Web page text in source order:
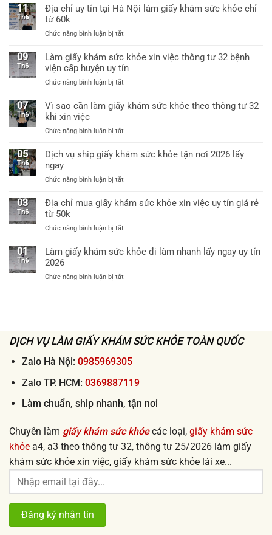
nhất
sức
khỏe
có
lai
sức
a4
xin
việc
không?
11
Th6
Địa chỉ uy tín tại Hà Nội làm giấy khám sức khỏe chỉ
từ 60k
Chức năng bình luận bị tắtở
chỉ
uy
tại
Nội
khỏe
từ
09
Th6
Làm giấy khám sức khỏe xin việc thông tư 32 bệnh
viện cấp huyện uy tín
Chức năng bình luận bị tắtở
giấy
khỏe
việc
viện
huyện
tín
07
Th6
Vì sao cần làm giấy khám sức khỏe theo thông tư 32
khi xin việc
Chức năng bình luận bị tắtở
sao
giấy
sức
32
xin
05
Th6
Dịch vụ ship giấy khám sức khỏe tận nơi 2026 lấy
ngay
Chức năng bình luận bị tắtở
vụ
khám
khỏe
03
Th6
Địa chỉ mua giấy khám sức khỏe xin việc uy tín giá rẻ
từ 50k
Chức năng bình luận bị tắtở
chỉ
khám
tín
rẻ
50k
01
Th6
Làm giấy khám sức khỏe đi làm nhanh lấy ngay uy tín
2026
Chức năng bình luận bị tắtở
đi
nhanh
ngay
tín
2026
DỊCH VỤ LÀM GIẤY KHÁM SỨC KHỎE TOÀN QUỐC
Zalo Hà Nội: 0985969305
Zalo TP. HCM: 0369887119
Làm chuẩn, ship nhanh, tận nơi
Chuyên làm giấy khám sức khỏecác loại, giấy khám sức
khỏe a4, a3 theo thông tư 32, thông tư 25/2026 làm giấy
khám sức khỏe xin việc, giấy khám sức khỏe lái xe...